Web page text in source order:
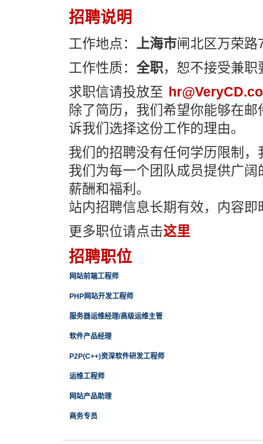
招聘说明
工作地点： 上海市闸北区万荣路
工作性质： 全职，恕不接受兼
求职信请投放至
除了简历，我们希望你能够在
诉我们选择这份工作的理由。
我们的招聘没有任何学历限制
我们为每一个团队成员提供广
薪酬和福利。
站内招聘信息长期有效，内容即
更多职位请点击这里
招聘职位
网站前端工程师
PHP网站开发工程师
服务器运维经理/高级运维主管
软件产品经理
P2P(C++)资深软件研发工程师
运维工程师
网站产品助理
商务专员